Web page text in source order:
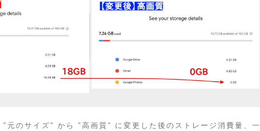
元のサイズ" から "高画質" に変更した後のストレージ消費量、一